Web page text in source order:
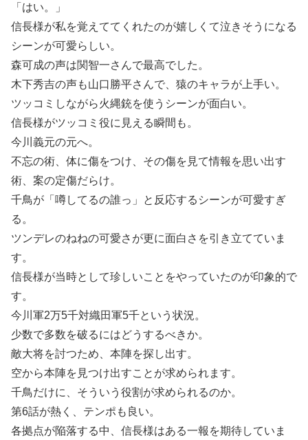
「はい。」
信長様が私を覚えててくれたのが嬉しくて泣きそうになる
シーンが可愛らしい。
森可成の声は関智一さんで最高でした。
木下秀吉の声も山口勝平さんで、猿のキャラが上手い。
ツッコミしながら火縄銃を使うシーンが面白い。
信長様がツッコミ役に見える瞬間も。
今川義元の元へ。
不忘の術、体に傷をつけ、その傷を見て情報を思い出す
術、案の定傷だらけ。
千鳥が「噂してるの誰っ」と反応するシーンが可愛すぎ
る。
ツンデレのねねの可愛さが更に面白さを引き立てていま
す。
信長様が当時として珍しいことをやっていたのが印象的で
す。
今川軍2万5千対織田軍5千という状況。
少数で多数を破るにはどうするべきか。
敵大将を討つため、本陣を探し出す。
空から本陣を見つけ出すことが求められます。
千鳥だけに、そういう役割が求められるのか。
第6話が熱く、テンポも良い。
各拠点が陥落する中、信長様はある一報を期待していま